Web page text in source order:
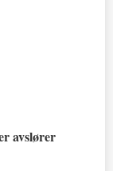
avslører